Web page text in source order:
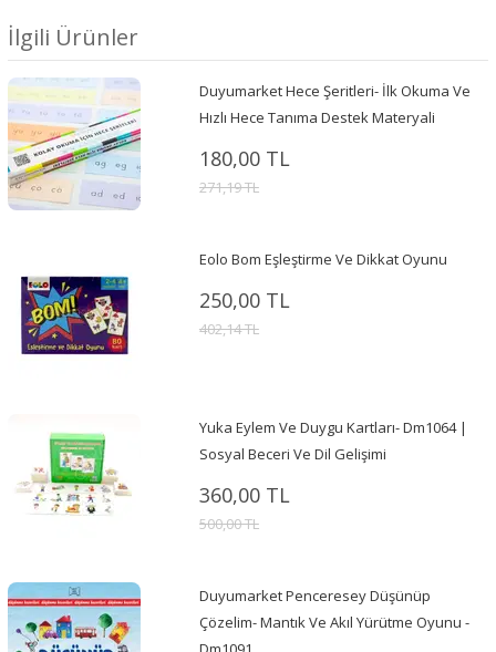
İlgili Ürünler
Duyumarket Hece Şeritleri- İlk Okuma Ve
Hızlı Hece Tanıma Destek Materyali
180,00 TL
271,19 TL
Eolo Bom Eşleştirme Ve Dikkat Oyunu
250,00 TL
402,14 TL
Yuka Eylem Ve Duygu Kartları- Dm1064 |
Sosyal Beceri Ve Dil Gelişimi
360,00 TL
500,00 TL
Duyumarket Penceresey Düşünüp
Çözelim- Mantık Ve Akıl Yürütme Oyunu -